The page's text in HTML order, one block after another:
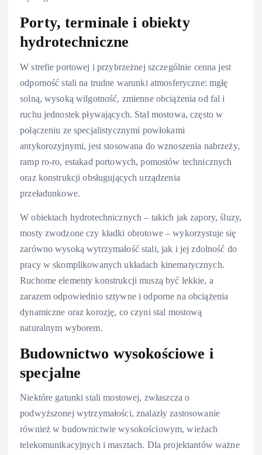
Porty, terminale i obiekty
hydrotechniczne
W strefie portowej i przybrzeżnej szczególnie cenna jest
odporność stali na trudne warunki atmosferyczne: mgłę
solną, wysoką wilgotność, zmienne obciążenia od fal i
ruchu jednostek pływających. Stal mostowa, często w
połączeniu ze specjalistycznymi powłokami
antykorozyjnymi, jest stosowana do wznoszenia nabrzeży,
ramp ro-ro, estakad portowych, pomostów technicznych
oraz konstrukcji obsługujących urządzenia
przeładunkowe.
W obiektach hydrotechnicznych – takich jak zapory, śluzy,
mosty zwodzone czy kładki obrotowe – wykorzystuje się
zarówno wysoką wytrzymałość stali, jak i jej zdolność do
pracy w skomplikowanych układach kinematycznych.
Ruchome elementy konstrukcji muszą być lekkie, a
zarazem odpowiednio sztywne i odporne na obciążenia
dynamiczne oraz korozję, co czyni stal mostową
naturalnym wyborem.
Budownictwo wysokościowe i
specjalne
Niektóre gatunki stali mostowej, zwłaszcza o
podwyższonej wytrzymałości, znalazły zastosowanie
również w budownictwie wysokościowym, wieżach
telekomunikacyjnych i masztach. Dla projektantów ważne